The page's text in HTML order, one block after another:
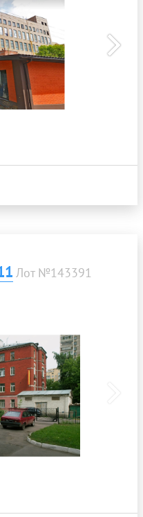
Лот №143391